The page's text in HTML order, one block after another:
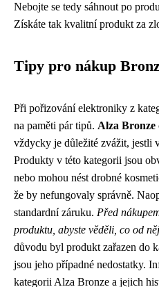
Nebojte se tedy sáhnout po
Získáte tak kvalitní produkt za
Tipy pro nákup
Při pořizování elektroniky z
na paměti pár tipů. Alza Bronze
vždycky je důležité zvážit, jestli
Produkty v této kategorii jsou
nebo mohou nést drobné
že by nefungovaly správně.
standardní záruku. Před
produktu, abyste věděli, co od
důvodu byl produkt zařazen do
jsou jeho případné nedostatky.
kategorii Alza Bronze a jejich